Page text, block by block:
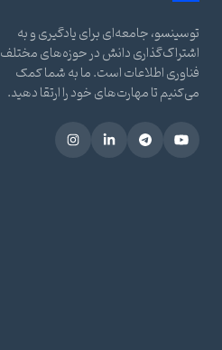
توسینسو، جامعه‌ای برای یادگیری و به
اشتراک‌گذاری دانش در حوزه‌های مختلف
فناوری اطلاعات است. ما به شما کمک
می‌کنیم تا مهارت‌های خود را ارتقا دهید.